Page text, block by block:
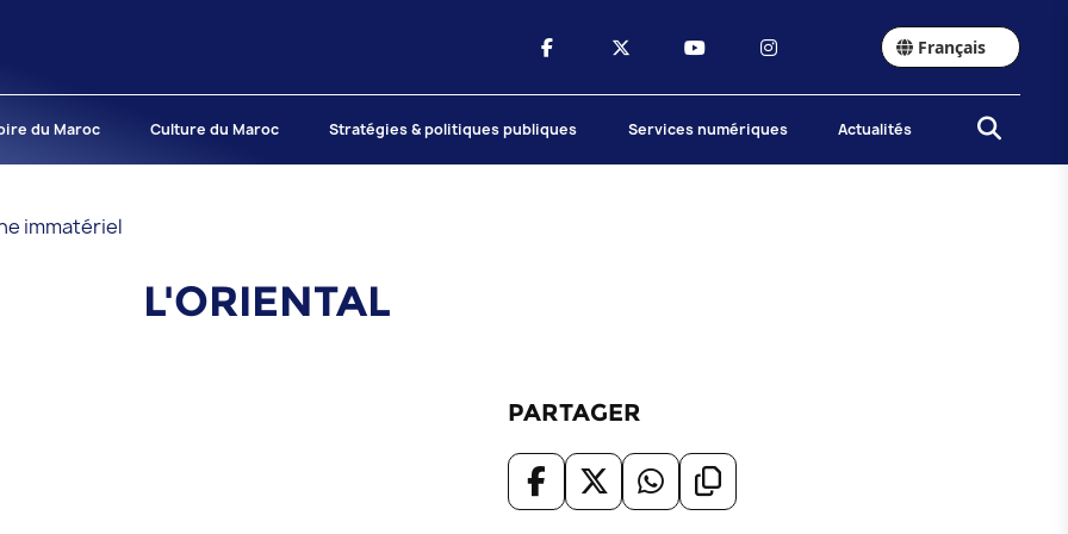
Français
du Maroc Culture du Maroc Stratégies & politiques publiques Services numériques Actualités
immatériel
L'ORIENTAL
PARTAGER